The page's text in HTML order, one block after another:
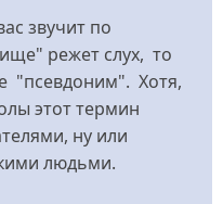
звучит по
режет слух, то
"псевдоним". Хотя,
этот термин
ну или
людьми.